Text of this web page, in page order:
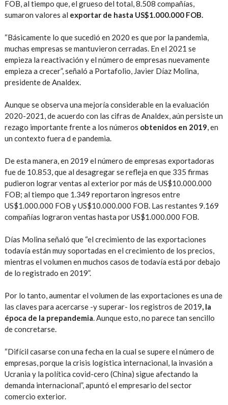
FOB, al tiempo que, el grueso del total, 8.508 compañías,
sumaron valores al exportar de hasta US$1.000.000 FOB.
“Básicamente lo que sucedió en 2020 es que por la pandemia,
muchas empresas se mantuvieron cerradas. En el 2021 se
empieza la reactivación y el número de empresas nuevamente
empieza a crecer”, señaló a Portafolio, Javier Díaz Molina,
presidente de Analdex.
Aunque se observa una mejoría considerable en la evaluación
2020-2021, de acuerdo con las cifras de Analdex, aún persiste un
rezago importante frente a los números obtenidos en 2019, en
un contexto fuera d e pandemia.
De esta manera, en 2019 el número de empresas exportadoras
fue de 10.853, que al desagregar se refleja en que 335 firmas
pudieron lograr ventas al exterior por más de US$10.000.000
FOB; al tiempo que 1.349 reportaron ingresos entre
US$1.000.000 FOB y US$10.000.000 FOB. Las restantes 9.169
compañías lograron ventas hasta por US$1.000.000 FOB.
Días Molina señaló que “el crecimiento de las exportaciones
todavía están muy soportadas en el crecimiento de los precios,
mientras el volumen en muchos casos de todavía está por debajo
de lo registrado en 2019”.
Por lo tanto, aumentar el volumen de las exportaciones es una de
las claves para acercarse -y superar- los registros de 2019, la
época de la prepandemia. Aunque esto, no parece tan sencillo
de concretarse.
“Difícil casarse con una fecha en la cual se supere el número de
empresas, porque la crisis logística internacional, la invasión a
Ucrania y la política covid-cero (China) sigue afectando la
demanda internacional”, apuntó el empresario del sector
comercio exterior.